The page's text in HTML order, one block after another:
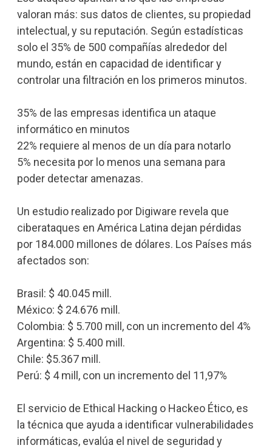
valoran más: sus datos de clientes, su propiedad
intelectual, y su reputación. Según estadísticas
solo el 35% de 500 compañías alrededor del
mundo, están en capacidad de identificar y
controlar una filtración en los primeros minutos.
35% de las empresas identifica un ataque
informático en minutos
22% requiere al menos de un día para notarlo
5% necesita por lo menos una semana para
poder detectar amenazas.
Un estudio realizado por Digiware revela que
ciberataques en América Latina dejan pérdidas
por 184.000 millones de dólares. Los Países más
afectados son:
Brasil: $ 40.045 mill.
México: $ 24.676 mill.
Colombia: $ 5.700 mill, con un incremento del 4%
Argentina: $ 5.400 mill.
Chile: $5.367 mill.
Perú: $ 4 mill, con un incremento del 11,97%
El servicio de Ethical Hacking o Hackeo Ético, es
la técnica que ayuda a identificar vulnerabilidades
informáticas, evalúa el nivel de seguridad y